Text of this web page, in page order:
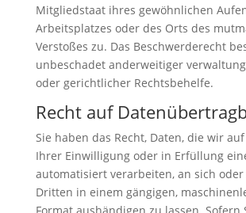
Mitgliedstaat ihres gewöhnlichen
Arbeitsplatzes oder des Orts des
Verstoßes zu. Das Beschwerderecht
unbeschadet anderweitiger
oder gerichtlicher Rechtsbehelfe.
Recht auf
Sie haben das Recht, Daten, die wir
Ihrer Einwilligung oder in Erfüllung
automatisiert verarbeiten, an sich
Dritten in einem gängigen,